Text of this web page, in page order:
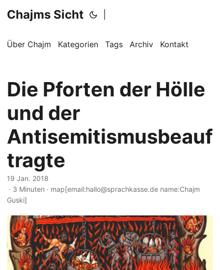
Chajms Sicht
Über Chajm Kategorien Tags Archiv Kontakt
Die Pforten der Hölle
und der
Antisemitismusbeauf
tragte
19 Jan. 2018
· 3 Minuten · map[email:hallo@sprachkasse.de name:Chajm
Guski]